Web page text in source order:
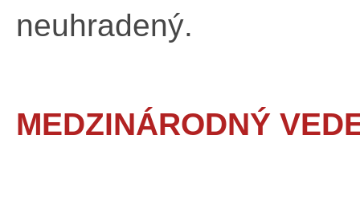
neuhradený.
MEDZINÁRODNÝ